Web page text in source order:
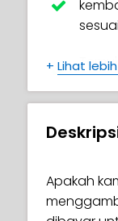
dan
+ Lihat
Apakah